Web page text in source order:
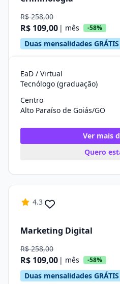
R$ 258,00
R$ 109,00 | mês -58%
Duas mensalidades GRÁTIS
EaD / Virtual
Tecnólogo (graduação)
Centro
Alto Paraíso de Goiás/GO
Ver mais
Quero
4.3
Marketing Digital
R$ 258,00
R$ 109,00 | mês -58%
Duas mensalidades GRÁTIS